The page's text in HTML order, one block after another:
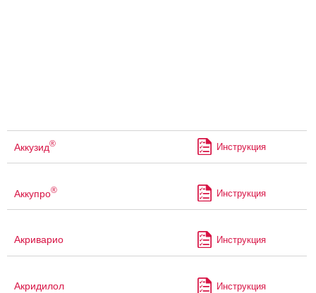
Аккузид® Инструкция
Аккупро® Инструкция
Акриварио Инструкция
Акридилол Инструкция